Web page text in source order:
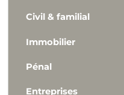
Civil & familial
Immobilier
Pénal
Entreprises